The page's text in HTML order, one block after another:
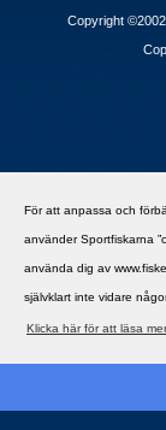
För att anpassa och
använder Sportfiskarna
använda dig av
självklart inte vidare
Klicka här för att läsa
Copyright